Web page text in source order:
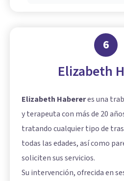
6
Elizabeth
Elizabeth Habereres una
y terapeuta con más de 20
tratando cualquier tipo de
todas las edades, así como
soliciten sus servicios.
Su intervención, ofrecida en